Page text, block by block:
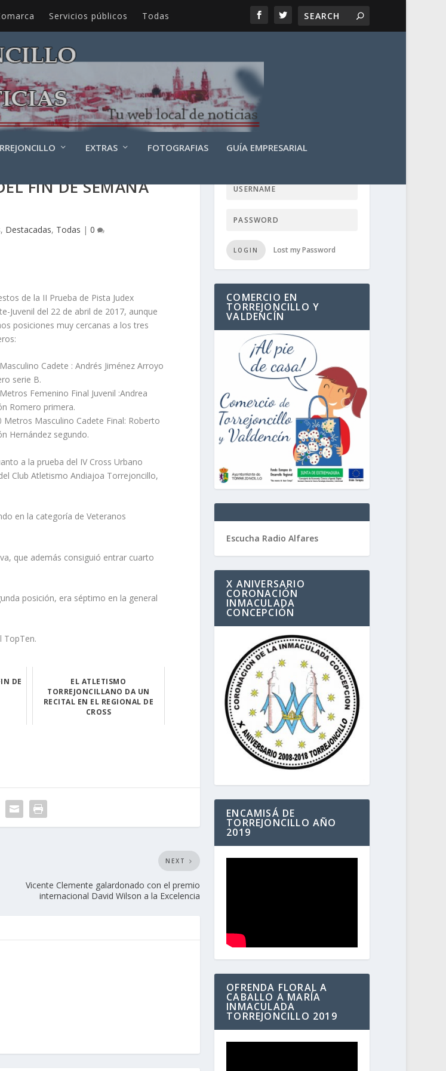
Servicios públicos Todas
EXTRAS FOTOGRAFIAS GUÍA EMPRESARIAL
FIN DE SEMANA
, Destacadas, Todas |0
de la II Prueba de Pista Judex
Juvenil del 22 de abril de 2017, aunque
posiciones muy cercanas a los tres
Cadete : Andrés Jiménez Arroyo
serie B.
Femenino Final Juvenil :Andrea
Romero primera.
Metros Masculino Cadete Final: Roberto
Hernández segundo.
a la prueba del IV Cross Urbano
Club Atletismo Andiajoa Torrejoncillo,
en la categoría de Veteranos
que además consiguió entrar cuarto
posición, era séptimo en la general
TopTen.
DE
EL ATLETISMO
TORREJONCILLANO DA UN
RECITAL EN EL REGIONAL DE
CROSS
NEXT
Vicente Clemente galardonado con el premio
internacional David Wilson a la Excelencia
LOGIN USER TTN
LOGIN Lost my Password
COMERCIO EN
TORREJONCILLO Y
VALDENCÍN
Escucha Radio Alfares
X ANIVERSARIO
CORONACIÓN
INMACULADA
CONCEPCIÓN
ENCAMISÁ DE
TORREJONCILLO AÑO
2019
OFRENDA FLORAL A
CABALLO A MARÍA
INMACULADA
TORREJONCILLO 2019